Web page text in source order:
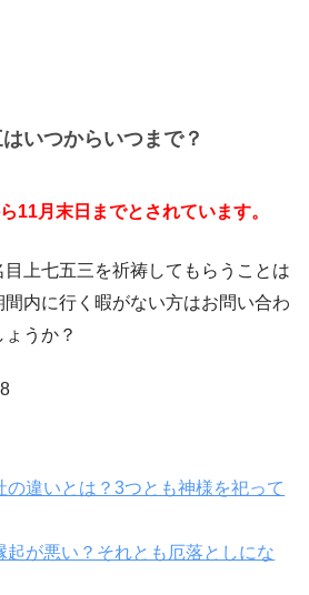
いつからいつまで？
11月末日までとされています。
上七五三を祈祷してもらうことは
内に行く暇がない方はお問い合わ
うか？
の違いとは？3つとも神様を祀って
起が悪い？それとも厄落としにな